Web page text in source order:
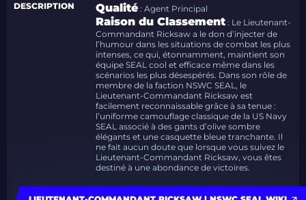
DESCRIPTION
Qualité : Agent Principal
Raison du Classement : Le Lieutenant-
Commandant Ricksaw a le don d’injecter de
l’humour dans les situations de combat les plus
intenses, ce qui, étonnamment, maintient son
équipe SEAL cool et efficace même dans les
scénarios les plus désespérés. Dans son rôle de
membre de la faction NSWC SEAL, le
Lieutenant-Commandant Ricksaw est
facilement reconnaissable grâce à sa tenue :
l’uniforme camouflage classique de la US Navy
SEAL associé à des gants d’olive sombre
élégants et une casquette bleue tranchante. Il
ne fait aucun doute que lorsque vous suivez le
Lieutenant-Commandant Ricksaw, vous êtes
destiné à une abondance de victoires.